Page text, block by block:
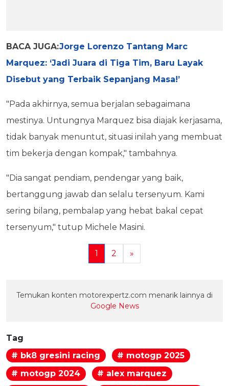
BACA JUGA:Jorge Lorenzo Tantang Marc
Marquez: ‘Jadi Juara di Tiga Tim, Baru Layak
Disebut yang Terbaik Sepanjang Masa!’
"Pada akhirnya, semua berjalan sebagaimana
mestinya. Untungnya Marquez bisa diajak kerjasama,
tidak banyak menuntut, situasi inilah yang membuat
tim bekerja dengan kompak," tambahnya.
"Dia sangat pendiam, pendengar yang baik,
bertanggung jawab dan selalu tersenyum. Kami
sering bilang, pembalap yang hebat bakal cepat
tersenyum," tutup Michele Masini.
1 2 »
Temukan konten motorexpertz.com menarik lainnya di
Google News
Tag
# bk8 gresini racing
# motogp 2025
# motogp 2024
# alex marquez